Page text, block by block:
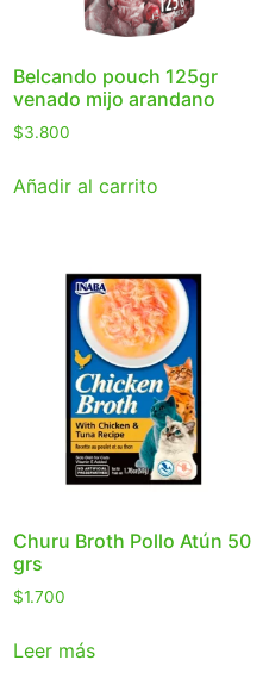
Belcando pouch 125gr
venado mijo arandano
$3.800
Añadir al carrito
Churu Broth Pollo Atún 50
grs
$1.700
Leer más